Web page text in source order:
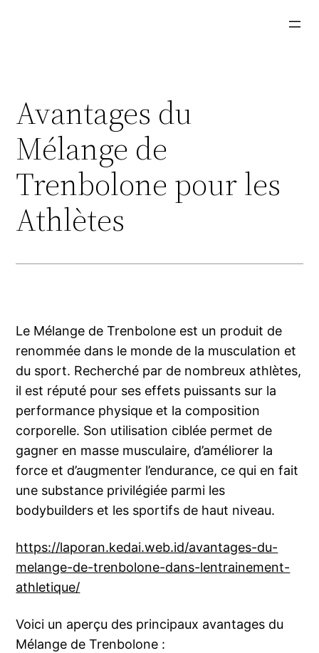
Avantages du
Mélange de
Trenbolone pour les
Athlètes
Le Mélange de Trenbolone est un produit de
renommée dans le monde de la musculation et
du sport. Recherché par de nombreux athlètes,
il est réputé pour ses effets puissants sur la
performance physique et la composition
corporelle. Son utilisation ciblée permet de
gagner en masse musculaire, d’améliorer la
force et d’augmenter l’endurance, ce qui en fait
une substance privilégiée parmi les
bodybuilders et les sportifs de haut niveau.
https://laporan.kedai.web.id/avantages-du-
melange-de-trenbolone-dans-lentrainement-
athletique/
Voici un aperçu des principaux avantages du
Mélange de Trenbolone :